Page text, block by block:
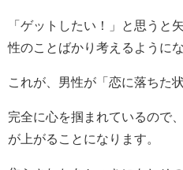
「ゲットしたい！」と思うと
性のことばかり考えるようにな
これが、男性が「恋に落ちた
完全に心を掴まれているので
が上がることになります。